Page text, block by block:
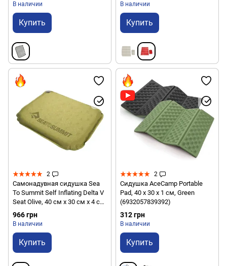
В наличии
Купить
В наличии
Купить
2
Самонадувная сидушка Sea
To Summit Self Inflating Delta V
Seat Olive, 40 см х 30 см х 4 см
(STS AMSIDS)
966 грн
В наличии
Купить
2
Сидушка AceCamp Portable
Pad, 40 х 30 x 1 см, Green
(6932057839392)
312 грн
В наличии
Купить